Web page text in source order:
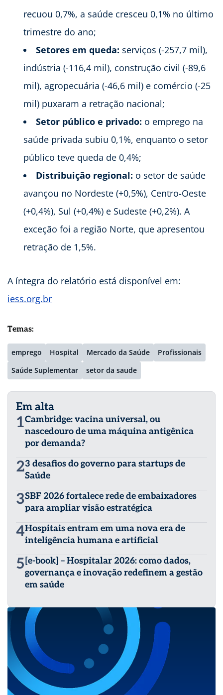
recuou 0,7%, a saúde cresceu 0,1% no último
trimestre do ano;
Setores em queda: serviços (-257,7 mil),
indústria (-116,4 mil), construção civil (-89,6
mil), agropecuária (-46,6 mil) e comércio (-25
mil) puxaram a retração nacional;
Setor público e privado: o emprego na
saúde privada subiu 0,1%, enquanto o setor
público teve queda de 0,4%;
Distribuição regional: o setor de saúde
avançou no Nordeste (+0,5%), Centro-Oeste
(+0,4%), Sul (+0,4%) e Sudeste (+0,2%). A
exceção foi a região Norte, que apresentou
retração de 1,5%.
A íntegra do relatório está disponível em:
iess.org.br
Temas:
emprego Hospital Mercado da Saúde
Profissionais
Saúde Suplementar
setor da saude
Em alta
1Cambridge: vacina universal, ou
nascedouro de uma máquina antigênica
por demanda?
23 desafios do governo para startups de
Saúde
3SBF 2026 fortalece rede de embaixadores
para ampliar visão estratégica
4Hospitais entram em uma nova era de
inteligência humana e artificial
5 [e-book] – Hospitalar 2026: como dados,
governança e inovação redefinem a gestão
em saúde